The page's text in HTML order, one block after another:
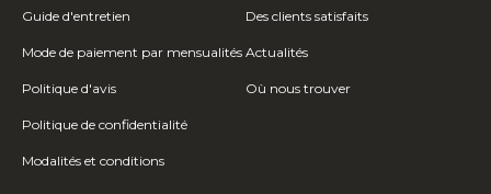
Guide d'entretien
Mode de paiement par mensualités
Politique d'avis
Politique de confidentialité
Modalités et conditions
Des clients satisfaits
Actualités
Où nous trouver